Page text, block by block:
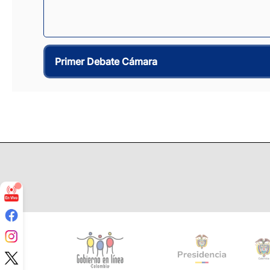
Primer Debate Cámara